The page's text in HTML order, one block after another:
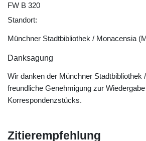
FW B 320
Standort:
Münchner Stadtbibliothek / Monacensia
Danksagung
Wir danken der Münchner Stadtbibliothek
freundliche Genehmigung zur
Korrespondenzstücks.
Zitierempfehlung